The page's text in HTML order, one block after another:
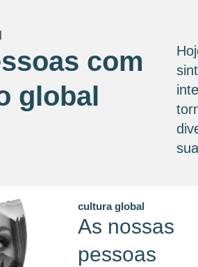
com
global
cultura global
As nossas
pessoas